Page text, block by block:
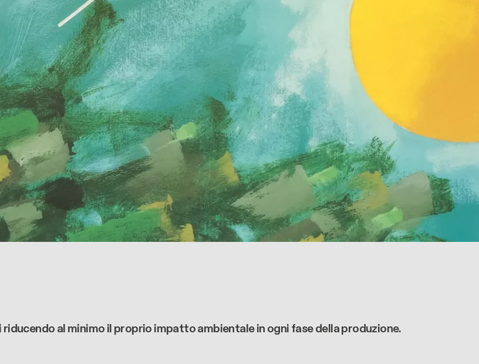
al minimo il proprio impatto ambientale in ogni fase della produzione.